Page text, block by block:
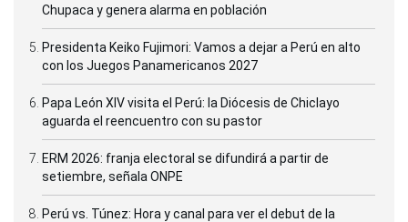
Chupaca y genera alarma en población
Presidenta Keiko Fujimori: Vamos a dejar a Perú en alto
con los Juegos Panamericanos 2027
Papa León XIV visita el Perú: la Diócesis de Chiclayo
aguarda el reencuentro con su pastor
ERM 2026: franja electoral se difundirá a partir de
setiembre, señala ONPE
Perú vs. Túnez: Hora y canal para ver el debut de la